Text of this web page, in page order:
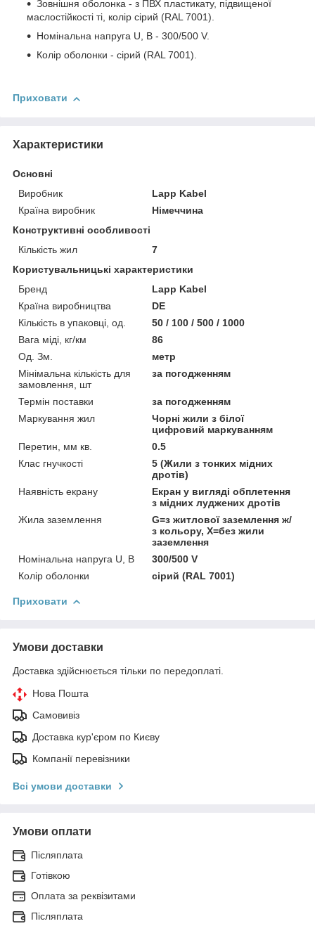
Зовнішня оболонка - з ПВХ пластикату, підвищеної
маслостійкості ті, колір сірий (RAL 7001).
Номінальна напруга U, В - 300/500 V.
Колір оболонки - сірий (RAL 7001).
Приховати
Характеристики
Основні
Виробник
Lapp Kabel
Країна виробник
Німеччина
Конструктивні особливості
Кількість жил
7
Користувальницькі характеристики
Бренд
Lapp Kabel
Країна виробництва
DE
Кількість в упаковці, од.
50 / 100 / 500 / 1000
Вага міді, кг/км
86
Од. Зм.
метр
Мінімальна кількість для
замовлення, шт
за погодженням
Термін поставки
за погодженням
Маркування жил
Чорні жили з білої
цифровий маркуванням
Перетин, мм кв.
0.5
Клас гнучкості
5 (Жили з тонких мідних
дротів)
Наявність екрану
Екран у вигляді обплетення
з мідних луджених дротів
Жила заземлення
G=з житлової заземлення ж/
з кольору, Х=без жили
заземлення
Номінальна напруга U, В
300/500 V
Колір оболонки
сірий (RAL 7001)
Приховати
Умови доставки
Доставка здійснюється тільки по передоплаті.
Нова Пошта
Самовивіз
Доставка кур'єром по Києву
Компанії перевізники
Всі умови доставки
Умови оплати
Післяплата
Готівкою
Оплата за реквізитами
Післяплата